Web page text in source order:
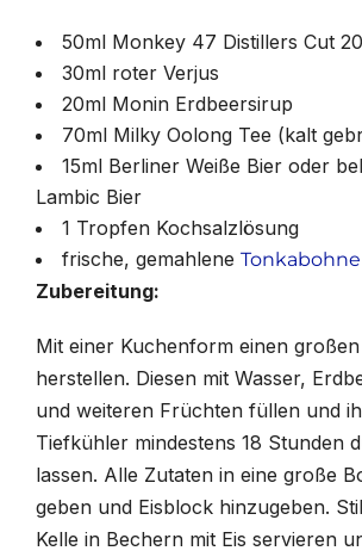
50ml Monkey 47 Distillers Cut
30ml roter Verjus
20ml Monin Erdbeersirup
70ml Milky Oolong Tee (kalt
15ml Berliner Weiße Bier oder
Lambic Bier
1 Tropfen Kochsalzlösung
frische, gemahlene Tonkabohne
Zubereitung:
Mit einer Kuchenform einen
herstellen. Diesen mit Wasser,
und weiteren Früchten füllen und
Tiefkühler mindestens 18 Stunden
lassen. Alle Zutaten in eine große
geben und Eisblock hinzugeben.
Kelle in Bechern mit Eis servieren